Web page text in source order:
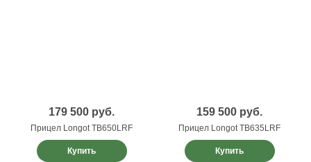
179 500 руб.
Прицел Longot TB650LRF
Купить
159 500 руб.
Прицел Longot TB635LRF
Купить